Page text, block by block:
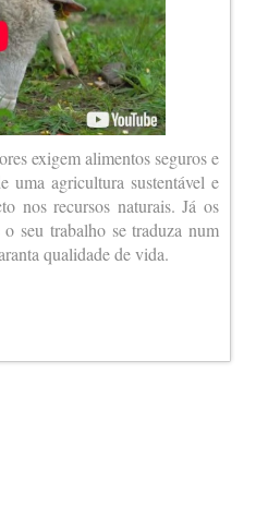
exigem alimentos seguros e
uma agricultura sustentável e
nos recursos naturais. Já os
seu trabalho se traduza num
qualidade de vida.